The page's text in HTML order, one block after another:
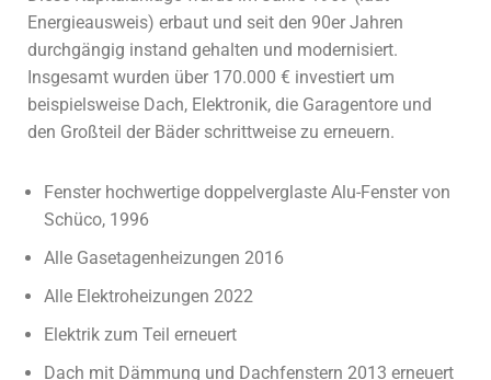
Energieausweis) erbaut und seit den 90er Jahren
durchgängig instand gehalten und modernisiert.
Insgesamt wurden über 170.000 € investiert um
beispielsweise Dach, Elektronik, die Garagentore und
den Großteil der Bäder schrittweise zu erneuern.
Fenster hochwertige doppelverglaste Alu-Fenster von
Schüco, 1996
Alle Gasetagenheizungen 2016
Alle Elektroheizungen 2022
Elektrik zum Teil erneuert
Dach mit Dämmung und Dachfenstern 2013 erneuert